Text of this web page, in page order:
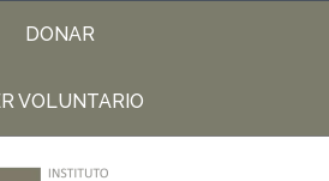
DONAR
VOLUNTARIO